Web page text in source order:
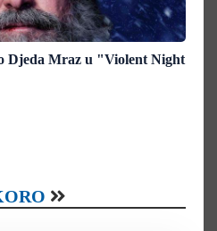
Djeda Mraz u "Violent Night